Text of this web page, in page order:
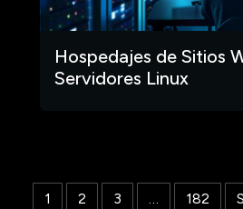
Hospedajes de Sitios
Servidores Linux
1 2 3 … 182